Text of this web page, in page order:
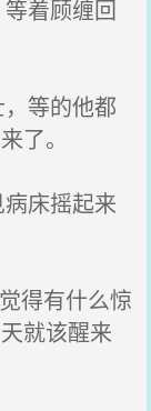
着顾缠回
等的他都
了。
床摇起来
得有什么惊
就该醒来